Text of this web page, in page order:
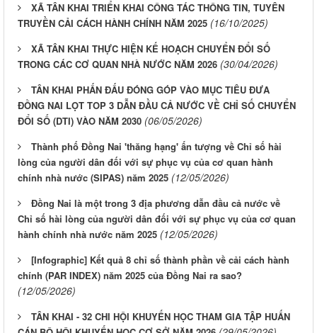
XÃ TÂN KHAI TRIỂN KHAI CÔNG TÁC THÔNG TIN, TUYÊN
TRUYỀN CẢI CÁCH HÀNH CHÍNH NĂM 2025 (16/10/2025)
XÃ TÂN KHAI THỰC HIỆN KẾ HOẠCH CHUYỂN ĐỔI SỐ
TRONG CÁC CƠ QUAN NHÀ NƯỚC NĂM 2026 (30/04/2026)
TÂN KHAI PHẤN ĐẤU ĐÓNG GÓP VÀO MỤC TIÊU ĐƯA
ĐỒNG NAI LỌT TOP 3 DẪN ĐẦU CẢ NƯỚC VỀ CHỈ SỐ CHUYỂN
ĐỔI SỐ (DTI) VÀO NĂM 2030 (06/05/2026)
Thành phố Đồng Nai 'thăng hạng' ấn tượng về Chỉ số hài
lòng của người dân đối với sự phục vụ của cơ quan hành
chính nhà nước (SIPAS) năm 2025 (12/05/2026)
Đồng Nai là một trong 3 địa phương dẫn đầu cả nước về
Chỉ số hài lòng của người dân đối với sự phục vụ của cơ quan
hành chính nhà nước năm 2025 (12/05/2026)
[Infographic] Kết quả 8 chỉ số thành phần về cải cách hành
chính (PAR INDEX) năm 2025 của Đồng Nai ra sao?
(12/05/2026)
TÂN KHAI - 32 CHI HỘI KHUYẾN HỌC THAM GIA TẬP HUẤN